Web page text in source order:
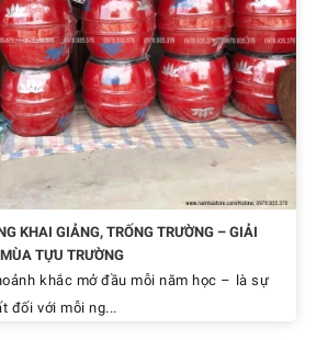
KHAI GIẢNG, TRỐNG TRƯỜNG – GIẢI
TỰU TRƯỜNG
khắc mở đầu mỗi năm học – là sự
đối với mỗi ng...